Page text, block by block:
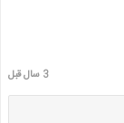
3 سال قبل